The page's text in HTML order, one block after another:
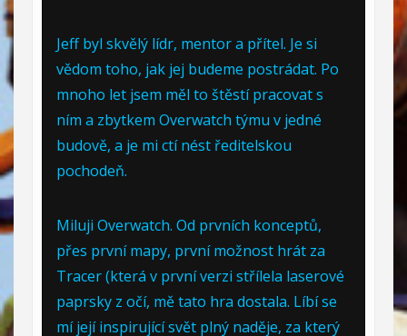
Jeff byl skvělý lídr, mentor a přítel. Je si
vědom toho, jak jej budeme postrádat. Po
mnoho let jsem měl to štěstí pracovat s
ním a zbytkem Overwatch týmu v jedné
budově, a je mi ctí nést ředitelskou
pochodeň.
Miluji Overwatch. Od prvních konceptů,
přes první mapy, první možnost hrát za
Tracer (která v první verzi střílela laserové
paprsky z očí, mě tato hra dostala. Líbí se
mí její inspirující svět plný naděje, za který